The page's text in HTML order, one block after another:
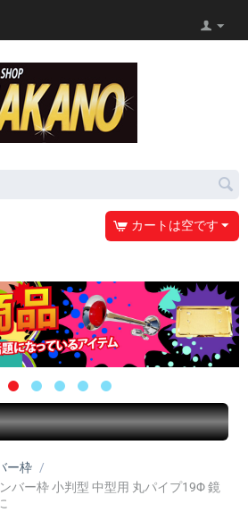
カートは空です
ー枠 /
バー枠 小判型 中型用 丸パイプ19Φ 鏡